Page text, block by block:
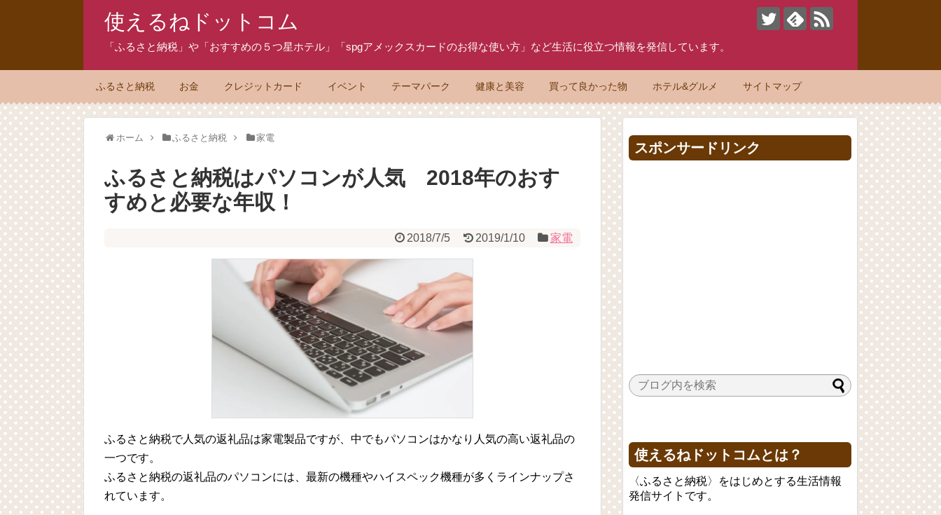
使えるねドットコム
「ふるさと納税」や「おすすめの５つ星ホテル」「spgアメックスカードのお得な使い方」など生活に役立つ情報を発信しています。
ふるさと納税 お金 クレジットカード イベント テーマパーク 健康と美容 買って良かった物 ホテル&グルメ サイトマップ
ホーム ふるさと納税 家電
ふるさと納税はパソコンが人気 2018年のおす
すめと必要な年収！
2018/7/5 2019/1/10 家電
ふるさと納税で人気の返礼品は家電製品ですが、中でもパソコンはかなり人気の高い返礼品の
一つです。
ふるさと納税の返礼品のパソコンには、最新の機種やハイスペック機種が多くラインナップさ
れています。
スポンサードリンク
使えるねドットコムとは？
〈ふるさと納税〉をはじめとする生活情報
発信サイトです。